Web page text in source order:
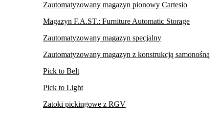
Zautomatyzowany magazyn pionowy Cartesio
Magazyn F.A.ST.: Furniture Automatic Storage
Zautomatyzowany magazyn specjalny
Zautomatyzowany magazyn z konstrukcją samonośną
Pick to Belt
Pick to Light
Zatoki pickingowe z RGV